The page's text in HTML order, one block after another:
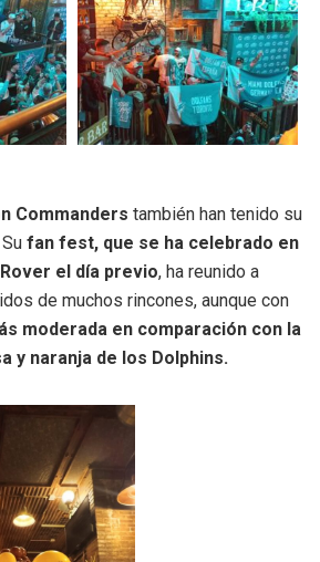
Commanders también han tenido su
Sufan fest, que se ha celebrado en
el día previo, ha reunido a
de muchos rincones, aunque con
moderada en comparación con la
y naranja de los Dolphins.